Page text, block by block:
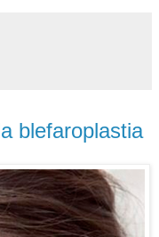
blefaroplastia